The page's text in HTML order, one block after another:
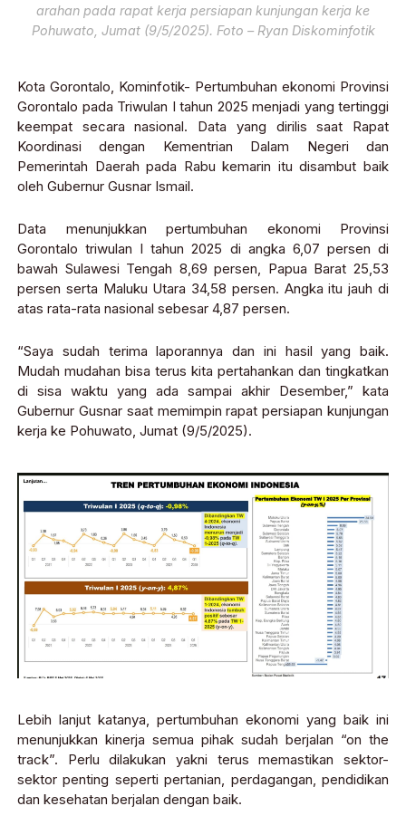
arahan pada rapat kerja persiapan kunjungan kerja ke
Pohuwato, Jumat (9/5/2025). Foto – Ryan Diskominfotik
Kota Gorontalo, Kominfotik- Pertumbuhan ekonomi Provinsi
Gorontalo pada Triwulan I tahun 2025 menjadi yang tertinggi
keempat secara nasional. Data yang dirilis saat Rapat
Koordinasi dengan Kementrian Dalam Negeri dan
Pemerintah Daerah pada Rabu kemarin itu disambut baik
oleh Gubernur Gusnar Ismail.
Data menunjukkan pertumbuhan ekonomi Provinsi
Gorontalo triwulan I tahun 2025 di angka 6,07 persen di
bawah Sulawesi Tengah 8,69 persen, Papua Barat 25,53
persen serta Maluku Utara 34,58 persen. Angka itu jauh di
atas rata-rata nasional sebesar 4,87 persen.
“Saya sudah terima laporannya dan ini hasil yang baik.
Mudah mudahan bisa terus kita pertahankan dan tingkatkan
di sisa waktu yang ada sampai akhir Desember,” kata
Gubernur Gusnar saat memimpin rapat persiapan kunjungan
kerja ke Pohuwato, Jumat (9/5/2025).
Lebih lanjut katanya, pertumbuhan ekonomi yang baik ini
menunjukkan kinerja semua pihak sudah berjalan “on the
track”. Perlu dilakukan yakni terus memastikan sektor-
sektor penting seperti pertanian, perdagangan, pendidikan
dan kesehatan berjalan dengan baik.